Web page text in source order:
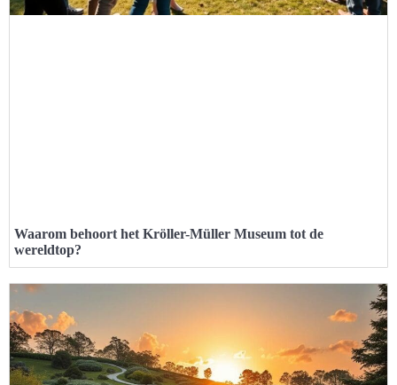
Waarom behoort het Kröller-Müller Museum tot de
wereldtop?